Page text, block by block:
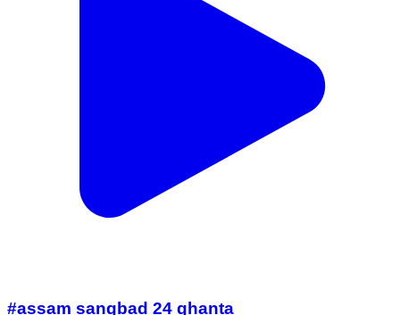
#assam sangbad 24 ghanta